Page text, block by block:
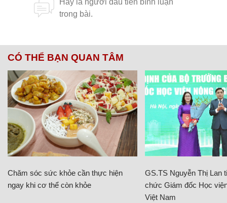
CÓ THỂ BẠN QUAN TÂM
Chăm sóc sức khỏe cần thực hiện
ngay khi cơ thể còn khỏe
GS.TS Nguyễn Thị Lan
chức Giám đốc Học
Việt Nam